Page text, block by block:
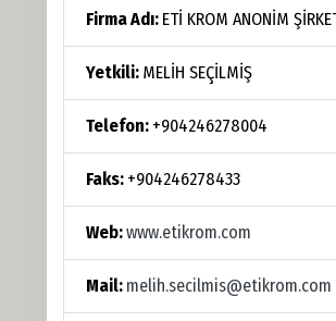
Firma Adı: ETİ KROM ANONİM
Yetkili: MELİH SEÇİLMİŞ
Telefon: +904246278004
Faks: +904246278433
Web:www.etikrom.com
Mail: melih.secilmis@etikrom.com